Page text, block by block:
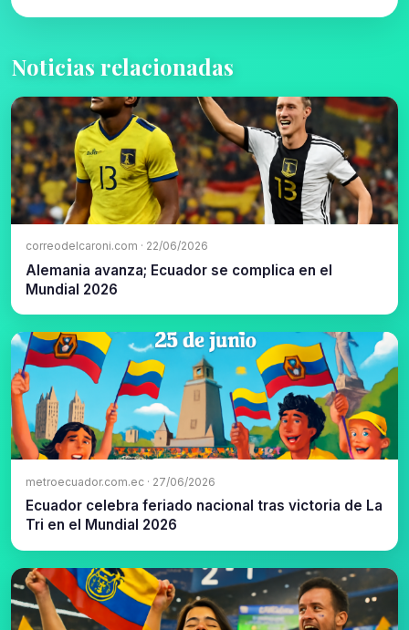
Noticias relacionadas
correodelcaroni.com · 22/06/2026
Alemania avanza; Ecuador se complica en el
Mundial 2026
metroecuador.com.ec · 27/06/2026
Ecuador celebra feriado nacional tras victoria de La
Tri en el Mundial 2026